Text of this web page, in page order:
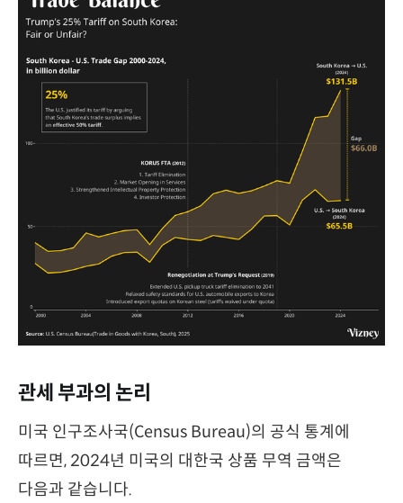
관세 부과의 논리
미국 인구조사국(Census Bureau)의 공식 통계에
따르면, 2024년 미국의 대한국 상품 무역 금액은
다음과 같습니다.